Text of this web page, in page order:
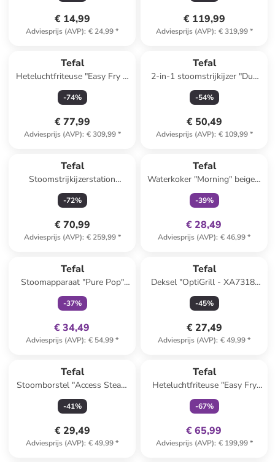
€ 14,99
Adviesprijs (AVP): € 24,99*
€ 119,99
Adviesprijs (AVP): € 319,99*
Tefal
Heteluchtfriteuse "Easy Fry &
Grill XXL" zwart - 1,5 kg
-74%
€ 77,99
Adviesprijs (AVP): € 309,99*
Tefal
2-in-1 stoomstrijkijzer "Duo
Power" wit/zwart/groen
-54%
€ 50,49
Adviesprijs (AVP): € 109,99*
Tefal
Stoomstrijkijzerstation
"Express Essential" wit/petrol
-72%
€ 70,99
Adviesprijs (AVP): € 259,99*
Tefal
Waterkoker "Morning" beige -
1,7 l
-39%
€ 28,49
Adviesprijs (AVP): € 46,99*
Tefal
Stoomapparaat "Pure Pop"
blauw/groen
-37%
€ 34,49
Adviesprijs (AVP): € 54,99*
Tefal
Deksel "OptiGrill - XA7318"
zilverkleurig/zwart
-45%
€ 27,49
Adviesprijs (AVP): € 49,99*
Tefal
Stoomborstel "Access Steam
First" wit/groen
-41%
€ 29,49
Adviesprijs (AVP): € 49,99*
Tefal
Heteluchtfriteuse "Easy Fry
Max" donkergroen
-67%
€ 65,99
Adviesprijs (AVP): € 199,99*